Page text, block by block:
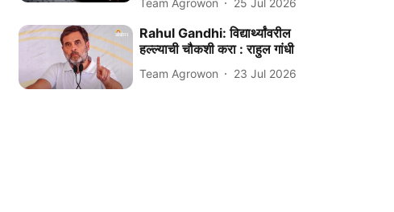
Rahul Gandhi: विद्यार्थ्यांवरील
हल्ल्याची चौकशी करा : राहुल गांधी
Team Agrowon 23 Jul 2026